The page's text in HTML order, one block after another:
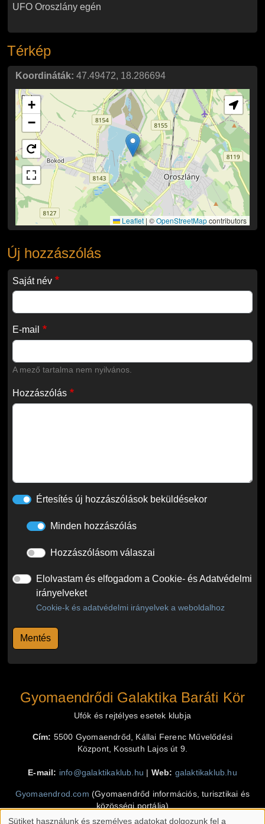
UFO Oroszlány egén
UFO Oroszlány egén
Térkép
Koordináták: 47.49472, 18.286694
+
−
Leaflet | ©OpenStreetMapcontributors
Új hozzászólás
Saját név
E-mail
A mező tartalma nem nyilvános.
Hozzászólás
Értesítés új hozzászólások beküldésekor
Minden hozzászólás
Hozzászólásom válaszai
Elolvastam és elfogadom a Cookie- és Adatvédelmi
irányelveket
Cookie-k és adatvédelmi irányelvek a weboldalhoz
Gyomaendrődi Galaktika Baráti Kör
Ufók és rejtélyes esetek klubja
Cím: 5500 Gyomaendrőd, Kállai Ferenc Művelődési
Központ, Kossuth Lajos út 9.
E-mail: info@galaktikaklub.hu Web: galaktikaklub.hu
Gyomaendrod.com (Gyomaendrőd információs, turisztikai és
közösségi portálja)
Sütiket használunk és személyes adatokat dolgozunk fel a